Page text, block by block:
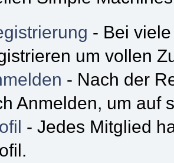
- Bei
um vollen
- Nach der
Anmelden, um auf
- Jedes Mitglied